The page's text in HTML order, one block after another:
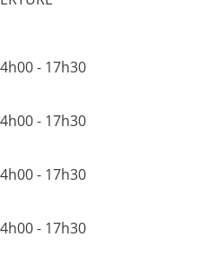
- 17h30
- 17h30
- 17h30
- 17h30